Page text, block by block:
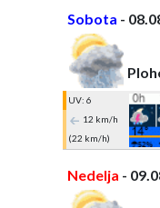
Sobota -
UV: 6
12 km/h
(22 km/h)
Nedelja -